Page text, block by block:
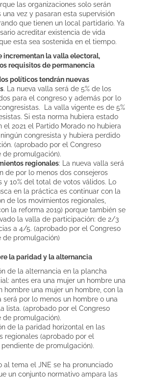
las organizaciones solo serán
una vez y pasaran esta supervisión
que tienen un local partidario. Ya
acreditar existencia de vida
esta sea sostenida en el tiempo.
incrementan la valla electoral,
requisitos de permanencia
políticos tendrán nuevas
. La nueva valla será de 5% de los
para el congreso y además por lo
La valla vigente es de 5%
Si esta norma hubiera estado
el 2021 el Partido Morado no hubiera
congresista y hubiera perdido
(aprobado por el Congreso
de promulgación).
regionales: La nueva valla será
de por lo menos dos consejeros
y 10% del total de votos válidos. Lo
en la práctica es continuar con la
de los movimientos regionales,
la reforma 2019) porque también se
la valla de participación: de 2/3
a 4/5. (aprobado por el Congreso
de promulgación)
la paridad y la alternancia
de la alternancia en la plancha
antes era una mujer un hombre una
hombre una mujer un hombre, con la
será por lo menos un hombre o una
lista. (aprobado por el Congreso
de promulgación).
de la paridad horizontal en las
regionales (aprobado por el
pendiente de promulgación).
al tema el JNE se ha pronunciado
un conjunto normativo ampara las